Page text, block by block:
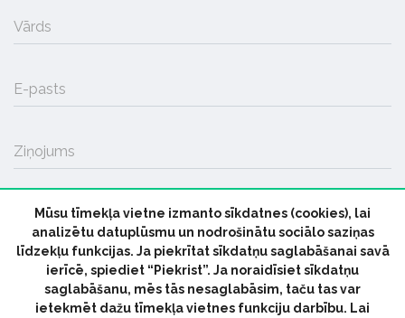
Vārds
E-pasts
Ziņojums
SŪTĪT
Mūsu tīmekļa vietne izmanto sīkdatnes (cookies), lai
analizētu datuplūsmu un nodrošinātu sociālo saziņas
līdzekļu funkcijas. Ja piekrītat sīkdatņu saglabāšanai savā
ierīcē, spiediet “Piekrist”. Ja noraidīsiet sīkdatņu
saglabāšanu, mēs tās nesaglabāsim, taču tas var
ietekmēt dažu tīmekļa vietnes funkciju darbību. Lai